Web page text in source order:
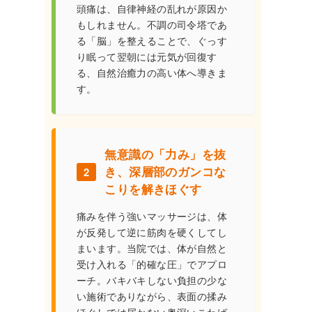
頭痛は、自律神経の乱れが原因か
もしれません。不調の司令塔であ
る「脳」を整えることで、ぐっす
り眠って翌朝には元気が回復す
る、自然治癒力の高い体へ導きま
す。
2
無意識の「力み」を抜
き、深層部のガンコな
こりを解きほぐす
痛みを伴う強いマッサージは、体
が反発して逆に筋肉を硬くしてし
まいます。当院では、体が自然と
受け入れる「的確な圧」でアプロ
ーチ。バキバキしない負担の少な
い施術でありながら、表面の揉み